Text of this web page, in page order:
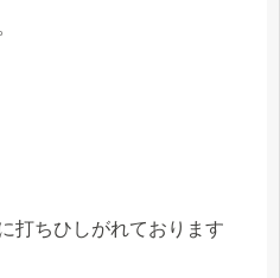
打ちひしがれております